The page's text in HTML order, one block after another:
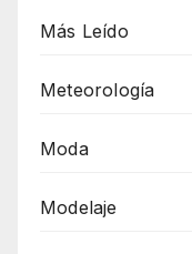
Más Leído
Meteorología
Moda
Modelaje